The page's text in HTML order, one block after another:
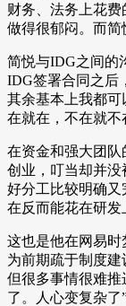
财务、法务上花
做得很郁闷。而简
简悦与IDG之间的
IDG签署合同之后
其余基本上我都
在就在，不在就不
在资金和强大团
创业，叮当却并
好分工比较明确
在反而能花在研发
这也是他在网易时
为前期疏于制度建
但很多事情很难推
了。人心变复杂